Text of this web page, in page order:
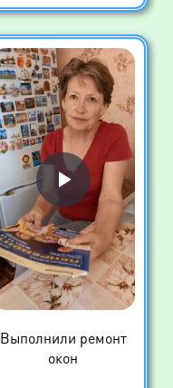
Выполнили ремонт
окон